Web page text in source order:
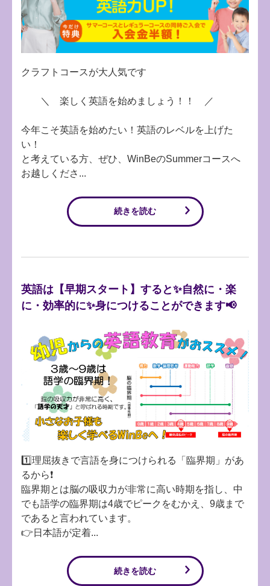
クラフトコースが大人気です
＼ 楽しく英語を始めましょう！！ ／
今年こそ英語を始めたい！英語のレベルを上げた
い！
と考えている方、ぜひ、WinBeのSummerコースへ
お越しくださ...
続きを読む
英語は【早期スタート】すると✨自然に・楽
に・効率的に✨身につけることができます📢
1️⃣理屈抜きで言語を身につけられる「臨界期」があ
るから❗️
臨界期とは脳の吸収力が非常に高い時期を指し、中
でも語学の臨界期は4歳でピークをむかえ、9歳まで
であると言われています。
👉日本語が定着...
続きを読む